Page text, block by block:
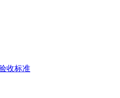
收标准